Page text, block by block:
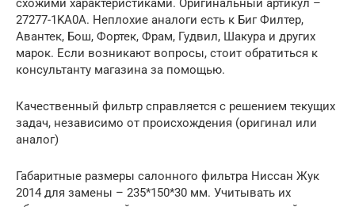
схожими характеристиками. Оригинальный артикул –
27277-1KA0A. Неплохие аналоги есть к Биг Филтер,
Авантек, Бош, Фортек, Фрам, Гудвил, Шакура и других
марок. Если возникают вопросы, стоит обратиться к
консультанту магазина за помощью.
Качественный фильтр справляется с решением текущих
задач, независимо от происхождения (оригинал или
аналог)
Габаритные размеры салонного фильтра Ниссан Жук
2014 для замены – 235*150*30 мм. Учитывать их